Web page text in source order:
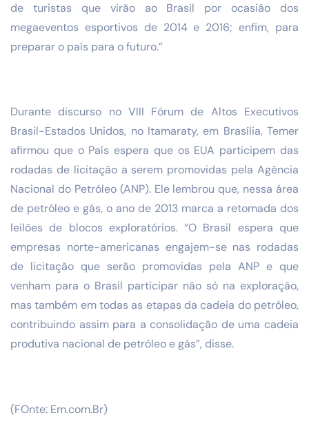
de turistas que virão ao Brasil por ocasião dos
megaeventos esportivos de 2014 e 2016; enfim, para
preparar o país para o futuro.”
Durante discurso no VIII Fórum de Altos Executivos
Brasil-Estados Unidos, no Itamaraty, em Brasília, Temer
afirmou que o País espera que os EUA participem das
rodadas de licitação a serem promovidas pela Agência
Nacional do Petróleo (ANP). Ele lembrou que, nessa área
de petróleo e gás, o ano de 2013 marca a retomada dos
leilões de blocos exploratórios. “O Brasil espera que
empresas norte-americanas engajem-se nas rodadas
de licitação que serão promovidas pela ANP e que
venham para o Brasil participar não só na exploração,
mas também em todas as etapas da cadeia do petróleo,
contribuindo assim para a consolidação de uma cadeia
produtiva nacional de petróleo e gás”, disse.
(FOnte: Em.com.Br)